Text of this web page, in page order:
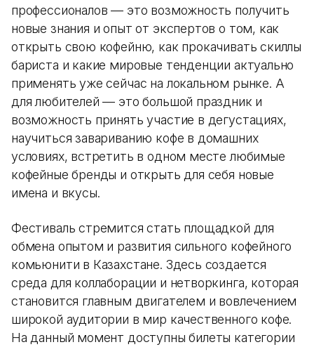
профессионалов — это возможность получить
новые знания и опыт от экспертов о том, как
открыть свою кофейню, как прокачивать скиллы
бариста и какие мировые тенденции актуально
применять уже сейчас на локальном рынке. А
для любителей — это большой праздник и
возможность принять участие в дегустациях,
научиться завариванию кофе в домашних
условиях, встретить в одном месте любимые
кофейные бренды и открыть для себя новые
имена и вкусы.
Фестиваль стремится стать площадкой для
обмена опытом и развития сильного кофейного
комьюнити в Казахстане. Здесь создается
среда для коллаборации и нетворкинга, которая
становится главным двигателем и вовлечением
широкой аудитории в мир качественного кофе.
На данный момент доступны билеты категории